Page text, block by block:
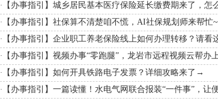
·
【办事指引】城乡居民基本医疗保险延长缴费期来了，怎
·
【办事指引】社保算不清楚咱不慌，AI社保规划师来帮忙~
·
【办事指引】企业职工养老保险线上如何办理转移？请看
·
【办事指引】视频办事“零跑腿”，龙岩市远程视频云帮办
·
【办事指引】如何开具铁路电子发票？详细攻略来了→
·
【办事指引】一篇读懂！水电气网联合报装“一件事”，让